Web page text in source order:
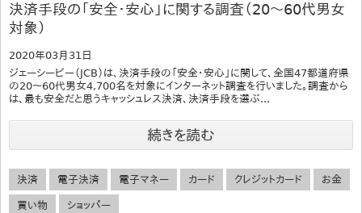
決済手段の「安全・安心」に関する調査（20～60代男女
対象）
2020年03月31日
ジェーシービー（JCB）は、決済手段の「安全・安心」に関して、全国47都道府県
の20～60代男女4,700名を対象にインターネット調査を行いました。調査から
は、最も安全だと思うキャッシュレス決済、決済手段を選ぶ...
続きを読む
決済 電子決済 電子マネー カード クレジットカード お金
買い物 ショッパー